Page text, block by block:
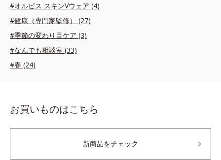
#オルビス スキンVウェア (4)
#健康（専門家監修） (27)
#季節の変わり目ケア (3)
#なんでも相談室 (33)
#春 (24)
お買いものはこちら
新商品をチェック